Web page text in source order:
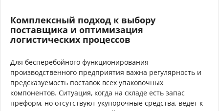
Комплексный подход к выбору
поставщика и оптимизация
логистических процессов
Для бесперебойного функционирования
производственного предприятия важна регулярность и
предсказуемость поставок всех упаковочных
компонентов. Ситуация, когда на складе есть запас
преформ, но отсутствуют укупорочные средства, ведет к